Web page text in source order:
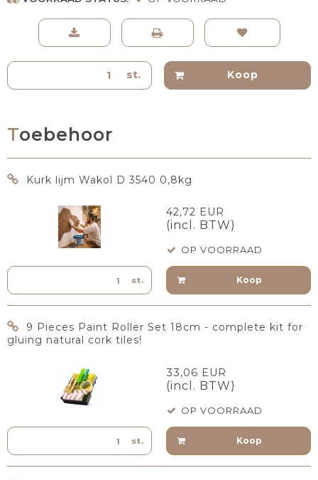
st. Koop
Toebehoor
Kurk lijm Wakol D 3540 0,8kg
42,72 EUR
(incl. BTW)
OP VOORRAAD
st. Koop
9 Pieces Paint Roller Set 18cm - complete kit for
gluing natural cork tiles!
33,06 EUR
(incl. BTW)
OP VOORRAAD
st. Koop